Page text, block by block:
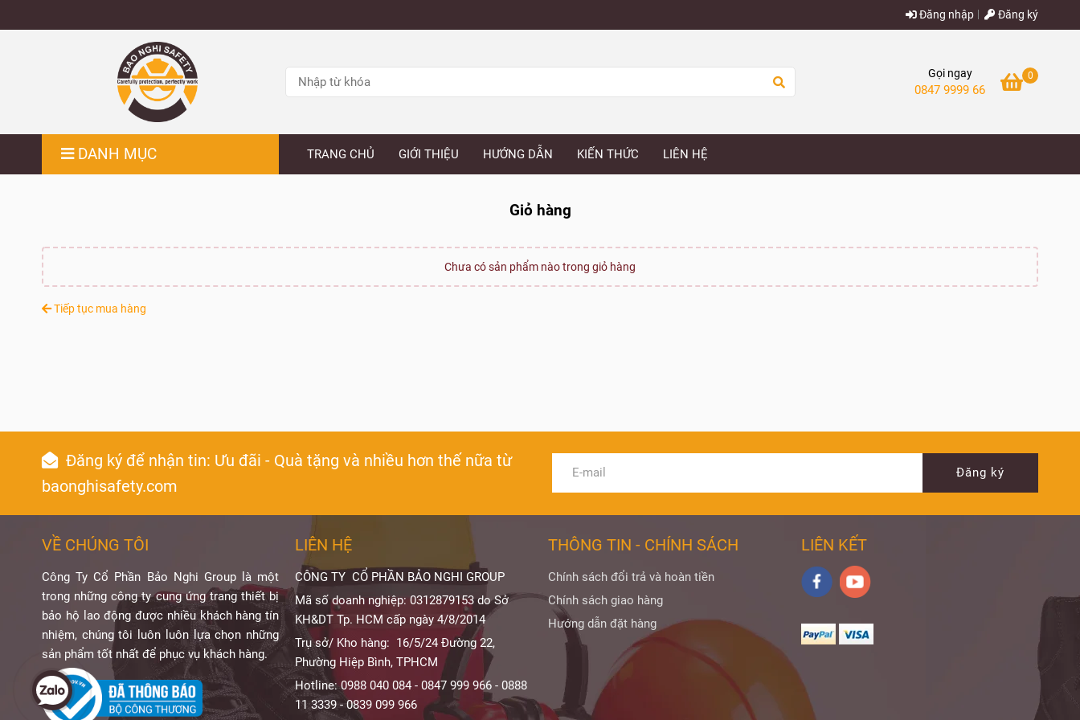
Đăng nhập Đăng ký
Gọi ngay
0847 9999 66
0
DANH MỤC TRANG CHỦ GIỚI THIỆU HƯỚNG DẪN KIẾN THỨC LIÊN HỆ
Giỏ hàng
Chưa có sản phẩm nào trong giỏ hàng
Tiếp tục mua hàng
Đăng ký để nhận tin: Ưu đãi - Quà tặng và nhiều hơn thế nữa từ
baonghisafety.com
Đăng ký
VỀ CHÚNG TÔI
Công Ty Cổ Phần Bảo Nghi Group là một
trong những công ty cung ứng trang thiết bị
bảo hộ lao động được nhiều khách hàng tín
nhiệm, chúng tôi luôn luôn lựa chọn những
sản phẩm tốt nhất để phục vụ khách hàng.
LIÊN HỆ
CÔNG TY CỔ PHẦN BẢO NGHI GROUP
Mã số doanh nghiệp: 0312879153 do Sở
KH&DT Tp. HCM cấp ngày 4/8/2014
Trụ sở/ Kho hàng: 16/5/24 Đường 22,
Phường Hiệp Bình, TPHCM
Hotline: 0988 040 084 - 0847 999 966 - 0888
11 3339 - 0839 099 966
THÔNG TIN - CHÍNH SÁCH
Chính sách đổi trả và hoàn tiền
Chính sách giao hàng
Hướng dẫn đặt hàng
LIÊN KẾT